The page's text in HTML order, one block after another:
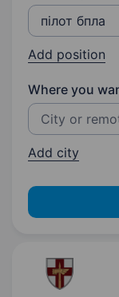
Add position
Where you
Add city